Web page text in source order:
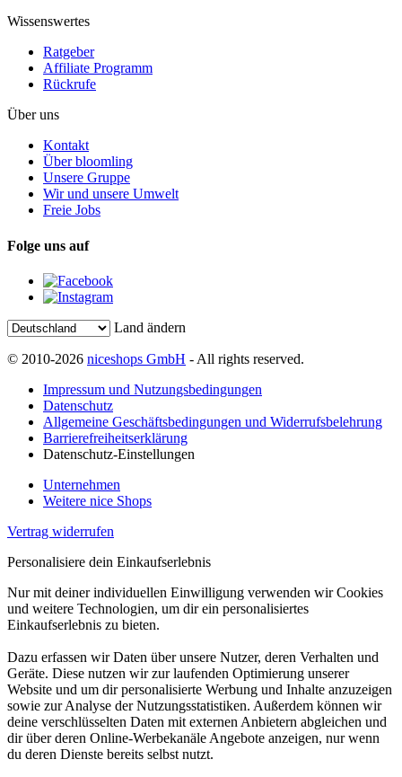
Wissenswertes
Ratgeber
Affiliate Programm
Rückrufe
Über uns
Kontakt
Über bloomling
Unsere Gruppe
Wir und unsere Umwelt
Freie Jobs
Folge uns auf
Land ändern
© 2010-2026 niceshops GmbH - All rights reserved.
Impressum und Nutzungsbedingungen
Datenschutz
Allgemeine Geschäftsbedingungen und Widerrufsbelehrung
Barrierefreiheitserklärung
Datenschutz-Einstellungen
Unternehmen
Weitere nice Shops
Vertrag widerrufen
Personalisiere dein Einkaufserlebnis
Nur mit deiner individuellen Einwilligung verwenden wir Cookies
und weitere Technologien, um dir ein personalisiertes
Einkaufserlebnis zu bieten.
Dazu erfassen wir Daten über unsere Nutzer, deren Verhalten und
Geräte. Diese nutzen wir zur laufenden Optimierung unserer
Website und um dir personalisierte Werbung und Inhalte anzuzeigen
sowie zur Analyse der Nutzungsstatistiken. Außerdem können wir
deine verschlüsselten Daten mit externen Anbietern abgleichen und
dir über deren Online-Werbekanäle Angebote anzeigen, nur wenn
du deren Dienste bereits selbst nutzt.